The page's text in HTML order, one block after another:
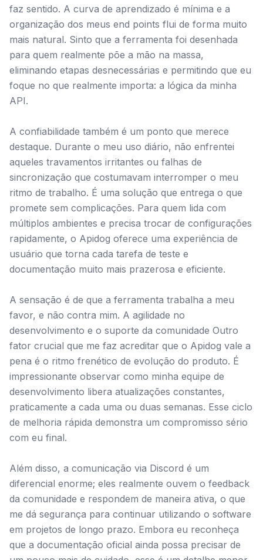
faz sentido. A curva de aprendizado é mínima e a
organização dos meus end points flui de forma muito
mais natural. Sinto que a ferramenta foi desenhada
para quem realmente põe a mão na massa,
eliminando etapas desnecessárias e permitindo que eu
foque no que realmente importa: a lógica da minha
API.
A confiabilidade também é um ponto que merece
destaque. Durante o meu uso diário, não enfrentei
aqueles travamentos irritantes ou falhas de
sincronização que costumavam interromper o meu
ritmo de trabalho. É uma solução que entrega o que
promete sem complicações. Para quem lida com
múltiplos ambientes e precisa trocar de configurações
rapidamente, o Apidog oferece uma experiência de
usuário que torna cada tarefa de teste e
documentação muito mais prazerosa e eficiente.
A sensação é de que a ferramenta trabalha a meu
favor, e não contra mim. A agilidade no
desenvolvimento e o suporte da comunidade Outro
fator crucial que me faz acreditar que o Apidog vale a
pena é o ritmo frenético de evolução do produto. É
impressionante observar como minha equipe de
desenvolvimento libera atualizações constantes,
praticamente a cada uma ou duas semanas. Esse ciclo
de melhoria rápida demonstra um compromisso sério
com eu final.
Além disso, a comunicação via Discord é um
diferencial enorme; eles realmente ouvem o feedback
da comunidade e respondem de maneira ativa, o que
me dá segurança para continuar utilizando o software
em projetos de longo prazo. Embora eu reconheça
que a documentação oficial ainda possa precisar de